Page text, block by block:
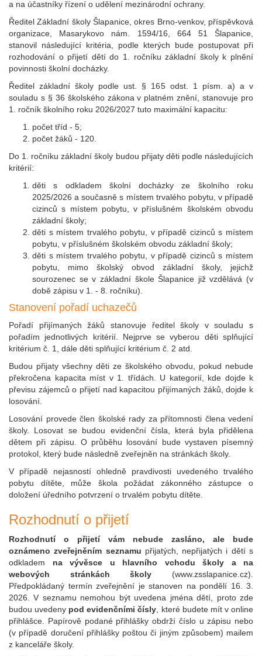
a na účastníky řízení o udělení mezinárodní ochrany.
Ředitel Základní školy Šlapanice, okres Brno-venkov, příspěvková
organizace, Masarykovo nám. 1594/16, 664 51 Šlapanice,
stanovil následující kritéria, podle kterých bude postupovat při
rozhodování o přijetí dětí do 1. ročníku základní školy k plnění
povinnosti školní docházky.
Ředitel základní školy podle ust. § 165 odst. 1 písm. a) a v
souladu s § 36 školského zákona v platném znění, stanovuje pro
1. ročník školního roku 2026/2027 tuto maximální kapacitu:
počet tříd - 5;
počet žáků - 120.
Do 1. ročníku základní školy budou přijaty děti podle následujících
kritérií:
děti s odkladem školní docházky ze školního roku
2025/2026 a současně s místem trvalého pobytu, v případě
cizinců s místem pobytu, v příslušném školském obvodu
základní školy;
děti s místem trvalého pobytu, v případě cizinců s místem
pobytu, v příslušném školském obvodu základní školy;
děti s místem trvalého pobytu, v případě cizinců s místem
pobytu, mimo školský obvod základní školy, jejichž
sourozenec se v základní škole Šlapanice již vzdělává (v
době zápisu v 1. - 8. ročníku).
Stanovení pořadí uchazečů
Pořadí přijímaných žáků stanovuje ředitel školy v souladu s
pořadím jednotlivých kritérií. Nejprve se vyberou děti splňující
kritérium č. 1, dále děti splňující kritérium č. 2 atd.
Budou přijaty všechny děti ze školského obvodu, pokud nebude
překročena kapacita míst v 1. třídách. U kategorií, kde dojde k
převisu zájemců o přijetí nad kapacitou přijímaných žáků, dojde k
losování.
Losování provede člen školské rady za přítomnosti člena vedení
školy. Losovat se budou evidenční čísla, která byla přidělena
dětem při zápisu. O průběhu losování bude vystaven písemný
protokol, který bude následně zveřejněn na stránkách školy.
V případě nejasností ohledně pravdivosti uvedeného trvalého
pobytu dítěte, může škola požádat zákonného zástupce o
doložení úředního potvrzení o trvalém pobytu dítěte.
Rozhodnutí o přijetí
Rozhodnutí o přijetí vám nebude zasláno, ale bude
oznámeno zveřejněním seznamu přijatých, nepřijatých i dětí s
odkladem na vývěsce u hlavního vchodu školy a na
webových stránkách školy (www.zsslapanice.cz).
Předpokládaný termín zveřejnění je stanoven na pondělí 16. 3.
2026. V seznamu nemohou být uvedena jména dětí, proto zde
budou uvedeny pod evidenčními čísly , které budete mít v online
přihlášce. Papírově podané přihlášky obdrží číslo u zápisu nebo
(v případě doručení přihlášky poštou či jiným způsobem) mailem
z kanceláře školy.